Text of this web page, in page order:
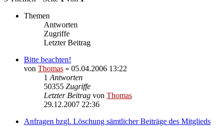
Themen
Antworten
Zugriffe
Letzter Beitrag
Bitte beachten!
von Thomas » 05.04.2006 13:22
1 Antworten
50355 Zugriffe
Letzter Beitrag von Thomas
29.12.2007 22:36
Anfragen bzgl. Löschung sämtlicher Beiträge des Mitglieds